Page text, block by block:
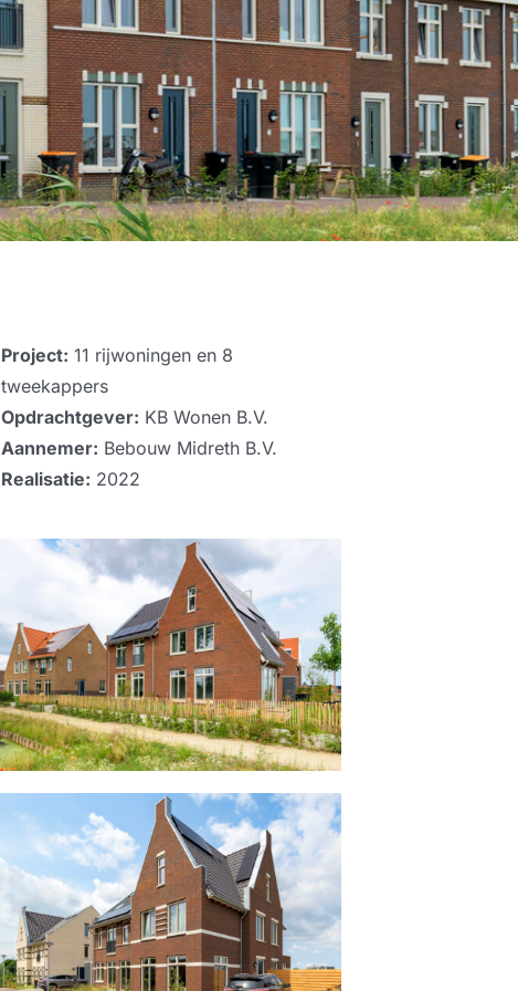
Project: 11 rijwoningen en 8
tweekappers
Opdrachtgever: KB Wonen B.V.
Aannemer: Bebouw Midreth B.V.
Realisatie: 2022